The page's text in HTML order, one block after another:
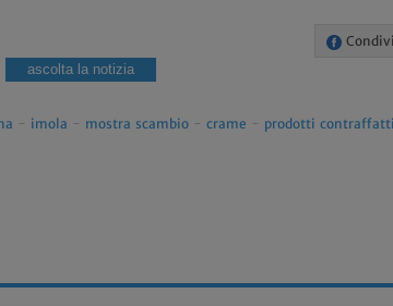
ascolta la notizia
- imola - mostra scambio - crame - prodotti contraffatti